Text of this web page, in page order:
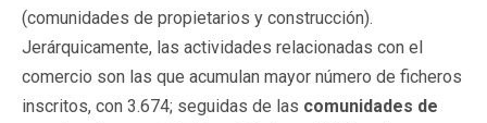
(comunidades de propietarios y construcción).
Jerárquicamente, las actividades relacionadas con el
comercio son las que acumulan mayor número de ficheros
inscritos, con 3.674; seguidas de las comunidades de